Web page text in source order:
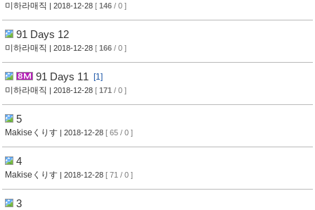
미하라매직 | 2018-12-28 [ 146 / 0 ]
91 Days 12
미하라매직 | 2018-12-28 [ 166 / 0 ]
91 Days 11
[1]
미하라매직 | 2018-12-28 [ 171 / 0 ]
5
Makiseくりす | 2018-12-28 [ 65 / 0 ]
4
Makiseくりす | 2018-12-28 [ 71 / 0 ]
3